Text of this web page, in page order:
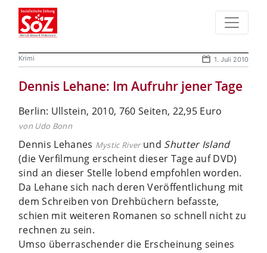
Krimi 1. Juli 2010
Dennis Lehane: Im Aufruhr jener Tage
Berlin: Ullstein, 2010, 760 Seiten, 22,95 Euro
von Udo Bonn
Dennis Lehanes Mystic Riverund Shutter Island
(die Verfilmung erscheint dieser Tage auf DVD)
sind an dieser Stelle lobend empfohlen worden.
Da Lehane sich nach deren Veröffentlichung mit
dem Schreiben von Drehbüchern befasste,
schien mit weiteren Romanen so schnell nicht zu
rechnen zu sein.
Umso überraschender die Erscheinung seines